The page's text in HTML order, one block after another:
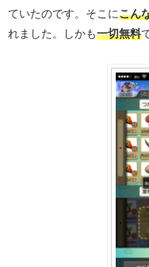
ていたのです。そこにこん
れました。しかも一切無料